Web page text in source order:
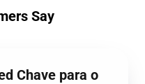
Say
Chave para o